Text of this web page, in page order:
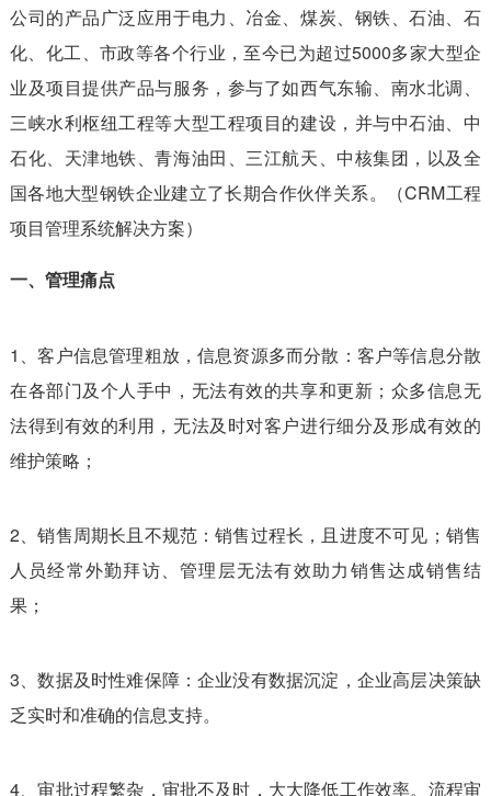
公司的产品广泛应用于电力、冶金、煤炭、钢铁、石油、石
化、化工、市政等各个行业，至今已为超过5000多家大型企
业及项目提供产品与服务，参与了如西气东输、南水北调、
三峡水利枢纽工程等大型工程项目的建设，并与中石油、中
石化、天津地铁、青海油田、三江航天、中核集团，以及全
国各地大型钢铁企业建立了长期合作伙伴关系。（CRM工程
项目管理系统解决方案）
一、管理痛点
1、客户信息管理粗放，信息资源多而分散：客户等信息分散
在各部门及个人手中，无法有效的共享和更新；众多信息无
法得到有效的利用，无法及时对客户进行细分及形成有效的
维护策略；
2、销售周期长且不规范：销售过程长，且进度不可见；销售
人员经常外勤拜访、管理层无法有效助力销售达成销售结
果；
3、数据及时性难保障：企业没有数据沉淀，企业高层决策缺
乏实时和准确的信息支持。
4、审批过程繁杂，审批不及时，大大降低工作效率。流程审